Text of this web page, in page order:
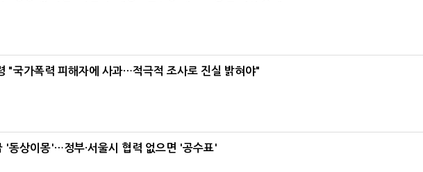
"국가폭력 피해자에 사과…적극적 조사로 진실 밝혀야"
'동상이몽'…정부·서울시 협력 없으면 '공수표'